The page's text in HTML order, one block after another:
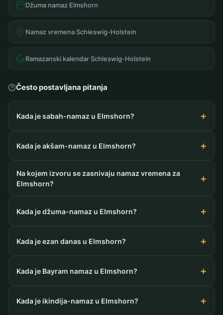
Džuma namaz Elmshorn
Namaz vremena Schleswig-Holstein
Ramazanski kalendar Schleswig-Holstein
Često postavljana pitanja
Kada je sabah-namaz u Elmshorn?
Kada je akšam-namaz u Elmshorn?
Na kojem izvoru se zasnivaju namaz vremena za
Elmshorn?
Kada je džuma-namaz u Elmshorn?
Kada je ezan danas u Elmshorn?
Kada je Bayram namaz u Elmshorn?
Kada je ikindija-namaz u Elmshorn?